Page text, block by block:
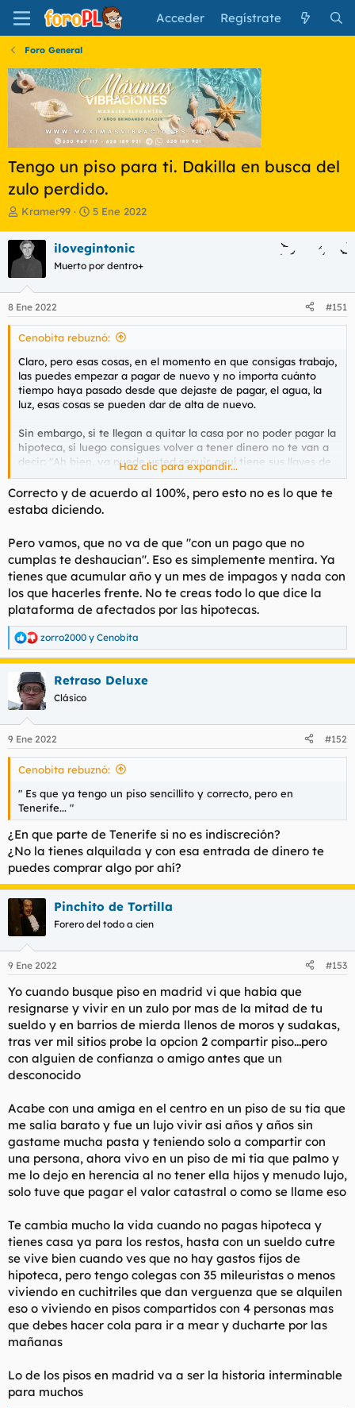
Acceder Regístrate
Foro General
Tengo un piso para ti. Dakilla en busca del
zulo perdido.
I
i
c
a
d
o
r
d
l
t
e
m
Kramer99
F
h
a
e
n
i
i
o
5 Ene 2022
ilovegintonic
Muerto por dentro+
8 Ene 2022 #151
Cenobita rebuznó:
Claro, pero esas cosas, en el momento en que consigas trabajo,
las puedes empezar a pagar de nuevo y no importa cuánto
tiempo haya pasado desde que dejaste de pagar, el agua, la
luz, esas cosas se pueden dar de alta de nuevo.
Sin embargo, si te llegan a quitar la casa por no poder pagar la
hipoteca, si luego consigues volver a tener dinero no te van a
decir: "Ah bien, ya puede usted seguir, aquí tiene sus llaves de
vuelta". No, te quedaste en la calle. Y si estás en la calle ya no
puedes dar de alta ni agua, ni luz, ni hostias. Tener casa o no
tenerla es la diferencia entre simplemente tener deudas y ser
un indigente, cualitativamente no es lo mismo. Y precisamente
condena definitiva. Imagíname a mi en la calle, en serio.
Haz clic para expandir...
Correcto y de acuerdo al 100%, pero esto no es lo que te
estaba diciendo.
Pero vamos, que no va de que "con un pago que no
cumplas te deshaucian". Eso es simplemente mentira. Ya
tienes que acumular año y un mes de impagos y nada con
los que hacerles frente. No te creas todo lo que dice la
plataforma de afectados por las hipotecas.
R
e
a
c
i
e
s
zorro2000 y Cenobita
Retraso Deluxe
Clásico
9 Ene 2022 #152
Cenobita rebuznó:
" Es que ya tengo un piso sencillito y correcto, pero en
Tenerife... "
¿En que parte de Tenerife si no es indiscreción?
¿No la tienes alquilada y con esa entrada de dinero te
puedes comprar algo por ahí?
Pinchito de Tortilla
Forero del todo a cien
9 Ene 2022 #153
Yo cuando busque piso en madrid vi que habia que
resignarse y vivir en un zulo por mas de la mitad de tu
sueldo y en barrios de mierda llenos de moros y sudakas,
tras ver mil sitios probe la opcion 2 compartir piso...pero
con alguien de confianza o amigo antes que un
desconocido
Acabe con una amiga en el centro en un piso de su tia que
me salia barato y fue un lujo vivir asi años y años sin
gastame mucha pasta y teniendo solo a compartir con
una persona, ahora vivo en un piso de mi tia que palmo y
me lo dejo en herencia al no tener ella hijos y menudo lujo,
solo tuve que pagar el valor catastral o como se llame eso
Te cambia mucho la vida cuando no pagas hipoteca y
tienes casa ya para los restos, hasta con un sueldo cutre
se vive bien cuando ves que no hay gastos fijos de
hipoteca, pero tengo colegas con 35 mileuristas o menos
viviendo en cuchitriles que dan verguenza que se alquilen
eso o viviendo en pisos compartidos con 4 personas mas
que debes hacer cola para ir a mear y ducharte por las
mañanas
Lo de los pisos en madrid va a ser la historia interminable
para muchos